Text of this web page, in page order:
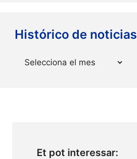
Histórico de noticias
Arxius
Et pot interessar: